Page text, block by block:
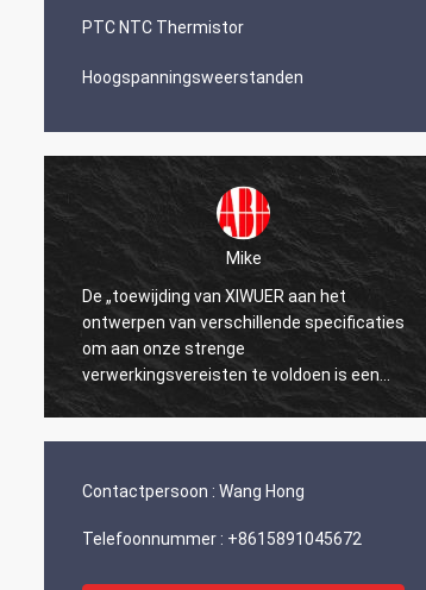
PTC NTC Thermistor
Hoogspanningsweerstanden
Mike
De „toewijding van XIWUER aan het
ontwerpen van verschillende specificaties
om aan onze strenge
verwerkingsvereisten te voldoen is een
testament aan onze jaren van onderzoek
Contactpersoon : Wang Hong
Telefoonnummer : +8615891045672